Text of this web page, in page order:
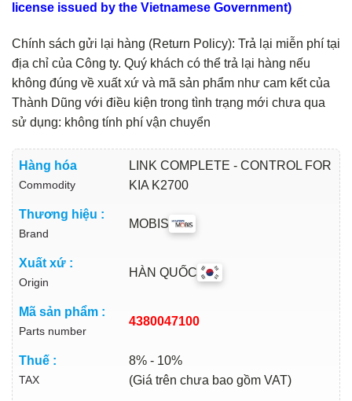
license issued by the Vietnamese Government)
Chính sách gửi lại hàng (Return Policy): Trả lại miễn phí tại
địa chỉ của Công ty. Quý khách có thể trả lại hàng nếu
không đúng về xuất xứ và mã sản phẩm như cam kết của
Thành Dũng với điều kiện trong tình trạng mới chưa qua
sử dụng: không tính phí vận chuyển
Hàng hóa
Commodity
LINK COMPLETE - CONTROL FOR
KIA K2700
Thương hiệu :
Brand
MOBIS
Xuất xứ :
Origin
HÀN QUỐC
Mã sản phẩm :
Parts number
4380047100
Thuế :
TAX
8% - 10%
(Giá trên chưa bao gồm VAT)